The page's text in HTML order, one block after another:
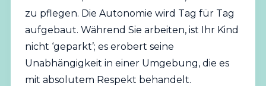
zu pflegen. Die Autonomie wird Tag für Tag
aufgebaut. Während Sie arbeiten, ist Ihr Kind
nicht ‘geparkt’; es erobert seine
Unabhängigkeit in einer Umgebung, die es
mit absolutem Respekt behandelt.